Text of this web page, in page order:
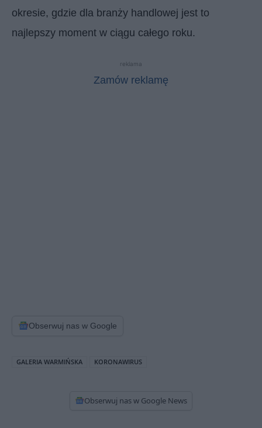
okresie, gdzie dla branży handlowej jest to
najlepszy moment w ciągu całego roku.
reklama
Zamów reklamę
Obserwuj nas w Google
GALERIA WARMIŃSKA KORONAWIRUS
Obserwuj nas w Google News